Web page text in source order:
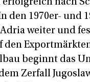
den 1970er- und
weiter und
den
beginnt das
Zerfall